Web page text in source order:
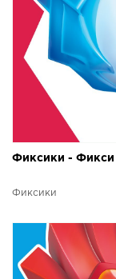
Фиксики - Фикси
Фиксики